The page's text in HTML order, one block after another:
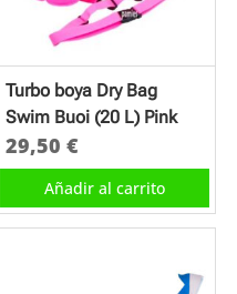
Turbo boya Dry Bag
Swim Buoi (20 L) Pink
29,50€
Añadir al carrito